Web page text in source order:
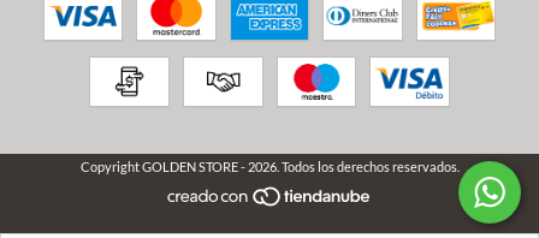
Copyright GOLDEN STORE - 2026. Todos los derechos reservados.